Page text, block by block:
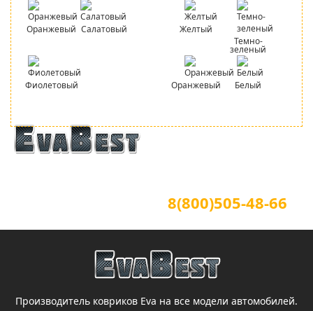
Оранжевый Салатовый
Фиолетовый
Желтый
Темно-
зеленый
Оранжевый Белый
8(800)505-48-66
Производитель ковриков Eva на все модели автомобилей.